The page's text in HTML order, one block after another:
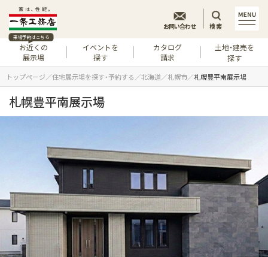
来場予約はこちら
お近くの
展示場
イベントを
探す
カタログ
請求
土地・建売を
探す
お問い合わせ 検索
トップページ 住宅展示場を探す・予約する 北海道 札幌市 札幌豊平南展示場
札幌豊平南展示場